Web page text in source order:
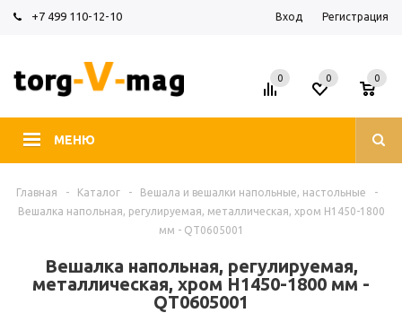
+7 499 110-12-10 Вход Регистрация
МЕНЮ
0 0
0
Главная - Каталог - Вешала и вешалки напольные, настольные
-
Вешалка напольная, регулируемая, металлическая, хром H1450-1800
мм - QT0605001
Вешалка напольная, регулируемая,
металлическая, хром H1450-1800 мм -
QT0605001